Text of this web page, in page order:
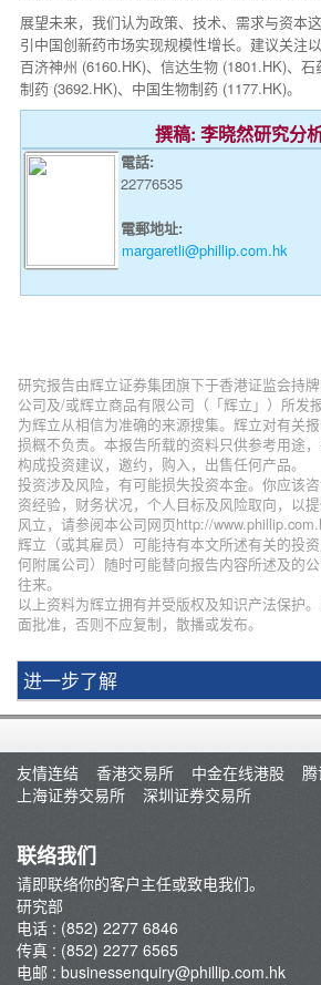
展望未来，我们认为政策、技术、需求与资本
引中国创新药市场实现规模性增长。建议关注
百济神州 (6160.HK)、信达生物 (1801.HK)、
制药 (3692.HK)、中国生物制药 (1177.HK)。
撰稿: 李晓然研究分
電話:
22776535
電郵地址:
margaretli@phillip.com.hk
研究报告由辉立证券集团旗下于香港证监会持
公司及/或辉立商品有限公司（「辉立」）所发
为辉立从相信为准确的来源搜集。辉立对有关
损概不负责。本报告所载的资料只供参考用途
构成投资建议，邀约，购入，出售任何产品。
投资涉及风险，有可能损失投资本金。你应该
资经验，财务状况，个人目标及风险取向，以
风立，请参阅本公司网页http://
辉立（或其雇员）可能持有本文所述有关的投
何附属公司）随时可能替向报告内容所述及的
往来。
以上资料为辉立拥有并受版权及知识产法保护
面批准，否则不应复制，散播或发布。
进一步了解
研究报告
市况评论
交易员评论
友情连结
香港交易所 中金在线港股
上海证券交易所
深圳证券交易所
联络我们
请即联络你的客户主任或致电我们。
研究部
电话 : (852) 2277 6846
传真 : (852) 2277 6565
电邮 : businessenquiry@phillip.com.hk